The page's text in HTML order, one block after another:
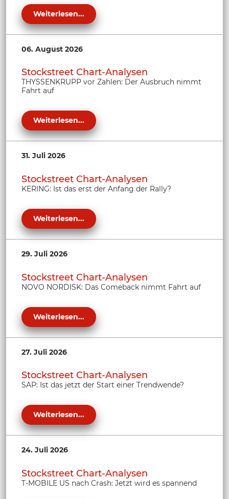
Weiterlesen...
06. August 2026
Stockstreet Chart-Analysen
THYSSENKRUPP vor Zahlen: Der Ausbruch nimmt
Fahrt auf
Weiterlesen...
31. Juli 2026
Stockstreet Chart-Analysen
KERING: Ist das erst der Anfang der Rally?
Weiterlesen...
29. Juli 2026
Stockstreet Chart-Analysen
NOVO NORDISK: Das Comeback nimmt Fahrt auf
Weiterlesen...
27. Juli 2026
Stockstreet Chart-Analysen
SAP: Ist das jetzt der Start einer Trendwende?
Weiterlesen...
24. Juli 2026
Stockstreet Chart-Analysen
T-MOBILE US nach Crash: Jetzt wird es spannend